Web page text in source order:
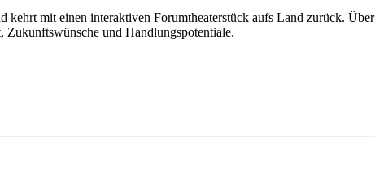
mit einen interaktiven Forumtheaterstück aufs Land zurück.
und Handlungspotentiale.